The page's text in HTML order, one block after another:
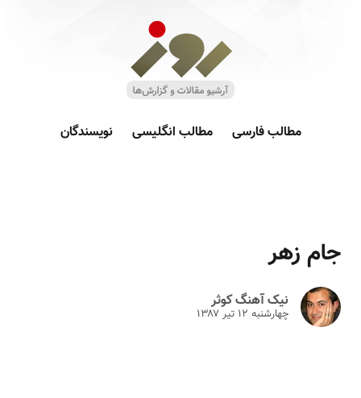
مطالب فارسی مطالب انگلیسی نویسندگان
جام زهر
نیک آهنگ کوثر
چهارشنبه ۱۲ تير ۱۳۸۷